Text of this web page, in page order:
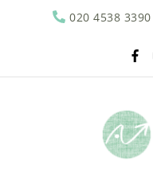
020 4538 3390